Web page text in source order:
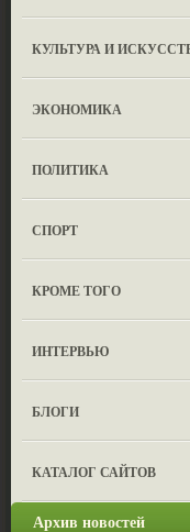
КУЛЬТУРА И
ЭКОНОМИКА
ПОЛИТИКА
СПОРТ
КРОМЕ ТОГО
ИНТЕРВЬЮ
БЛОГИ
КАТАЛОГ САЙТОВ
Архив новостей